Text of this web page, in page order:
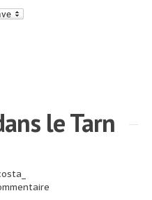
le Tarn